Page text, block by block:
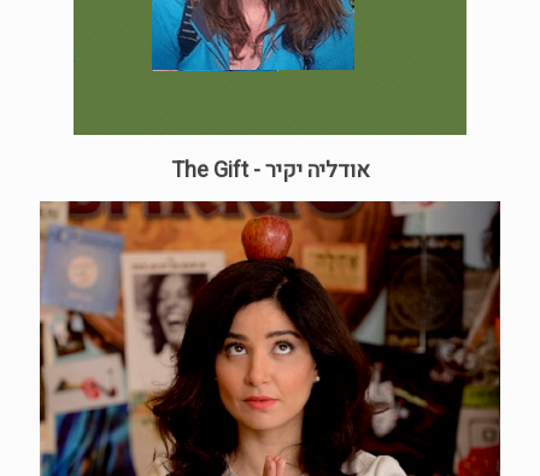
אודליה יקיר - The Gift